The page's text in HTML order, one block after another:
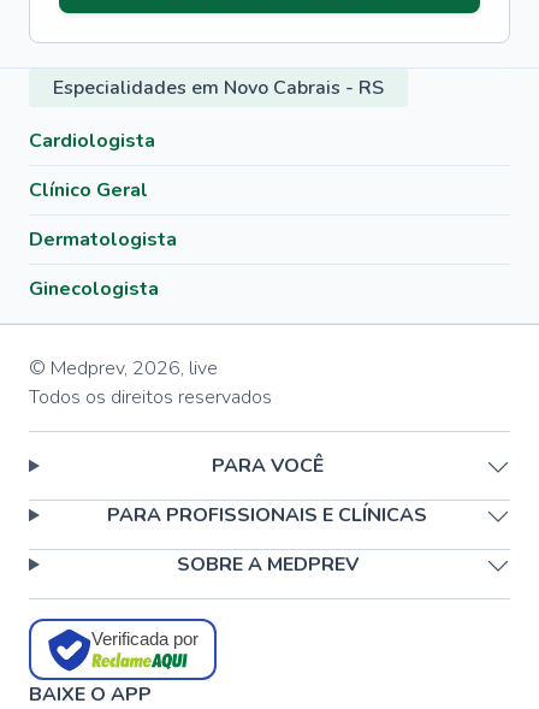
Especialidades em Novo Cabrais - RS
Cardiologista
Clínico Geral
Dermatologista
Ginecologista
© Medprev, 2026, live
Todos os direitos reservados
PARA VOCÊ
PARA PROFISSIONAIS E CLÍNICAS
SOBRE A MEDPREV
Verificada por
BAIXE O APP